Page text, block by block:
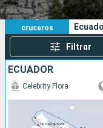
Puertos
3
cruceros
Sus
Filtrar
ECUADOR
Celebrity Flora